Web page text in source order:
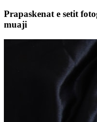
Prapaskenat e setit
muaji